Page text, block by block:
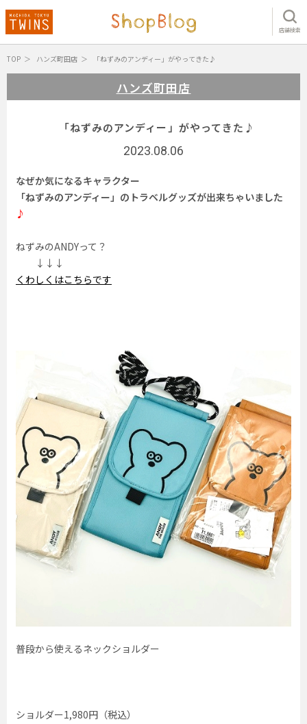
店舗検索
TOP ハンズ町田店 「ねずみのアンディー」がやってきた♪
ハンズ町田店
「ねずみのアンディー」がやってきた♪
2023.08.06
なぜか気になるキャラクター
「ねずみのアンディー」のトラベルグッズが出来ちゃいました
♪
ねずみのANDYって？
↓↓↓
くわしくはこちらです
普段から使えるネックショルダー
ショルダー1,980円（税込）